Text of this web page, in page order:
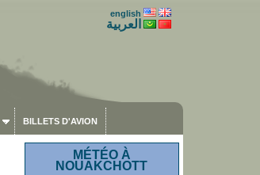
english
العربية
BILLETS D'AVION
MÉTÉO À
NOUAKCHOTT